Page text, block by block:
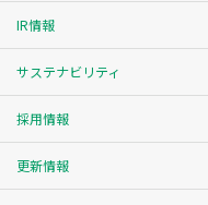
IR情報
サステナビリティ
採用情報
更新情報